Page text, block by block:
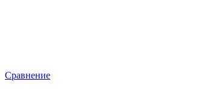
Сравнение